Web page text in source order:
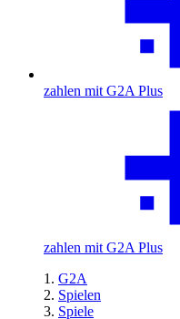
zahlen mit G2A Plus
zahlen mit G2A Plus
G2A
Spielen
Spiele